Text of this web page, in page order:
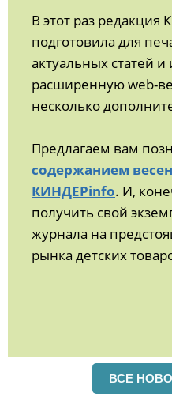
В этот раз редакция
подготовила для
актуальных статей
расширенную web-
несколько
Предлагаем вам
содержанием
КИНДЕРinfo. И,
получить свой
журнала на
рынка детских
ВСЕ